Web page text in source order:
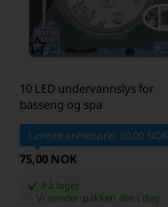
10 LED undervannslys for
basseng og spa
Laveste enhetspris: 60,00 NOK
75,00 NOK
På lager
-Vi sender pakken din i dag